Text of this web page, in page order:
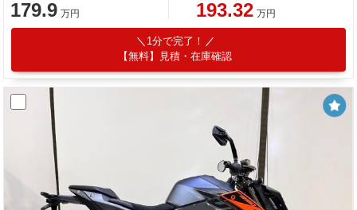
179.9 万円 193.32 万円
1分で完了！
【無料】見積・在庫確認